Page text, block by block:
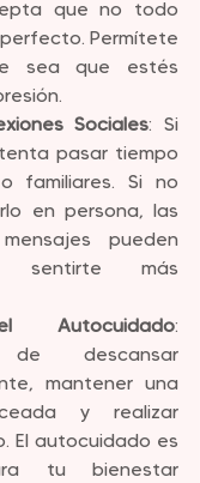
que no todo
Permítete
sea que estés
Sociales: Si
pasar tiempo
familiares. Si no
en persona, las
pueden
sentirte más
Autocuidado:
de descansar
mantener una
y realizar
El autocuidado es
tu bienestar